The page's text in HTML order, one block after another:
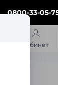
0800-33-05-
кабинет